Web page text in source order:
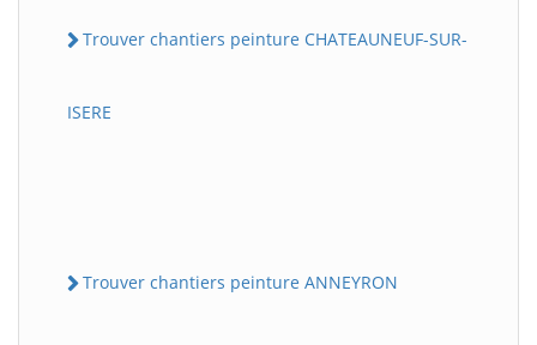
Trouver chantiers peinture CHATEAUNEUF-SUR-
ISERE
Trouver chantiers peinture ANNEYRON